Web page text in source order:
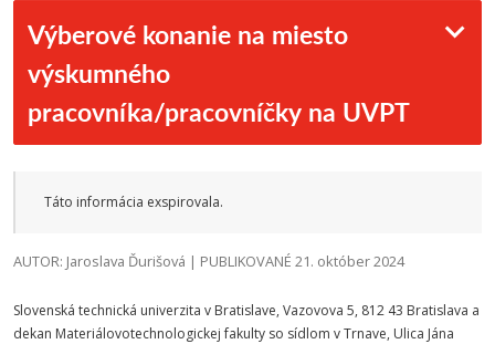
Výberové konanie na miesto
výskumného
pracovníka/pracovníčky na UVPT
Táto informácia exspirovala.
AUTOR: Jaroslava Ďurišová | PUBLIKOVANÉ 21. október 2024
Slovenská technická univerzita v Bratislave, Vazovova 5, 812 43 Bratislava a
dekan Materiálovotechnologickej fakulty so sídlom v Trnave, Ulica Jána